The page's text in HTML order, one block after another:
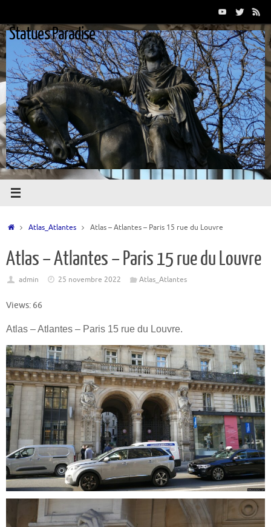
contenu
Statues Paradise
Accueil
Atlas_Atlantes Atlas – Atlantes – Paris 15 rue du Louvre
Atlas – Atlantes – Paris 15 rue du Louvre
admin 25 novembre 2022 Atlas_Atlantes
Views: 66
Atlas – Atlantes – Paris 15 rue du Louvre.